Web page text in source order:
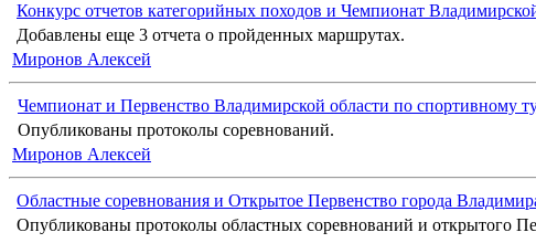
Конкурс отчетов категорийных походов и Чемпионат
Добавлены еще 3 отчета о пройденных маршрутах.
Миронов Алексей
Чемпионат и Первенство Владимирской области по спортивному
Опубликованы протоколы соревнований.
Миронов Алексей
Областные соревнования и Открытое Первенство города
Опубликованы протоколы областных соревнований и открытого